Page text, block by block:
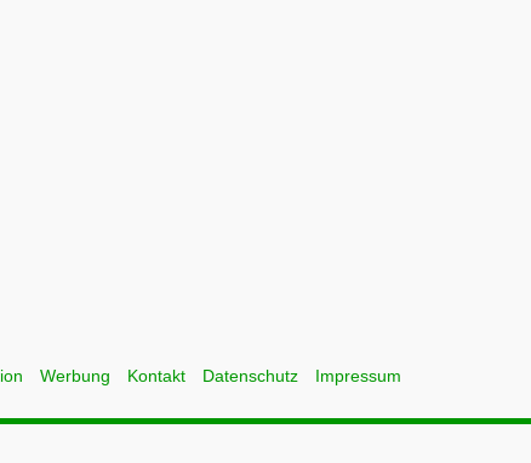
Werbung Kontakt Datenschutz Impressum